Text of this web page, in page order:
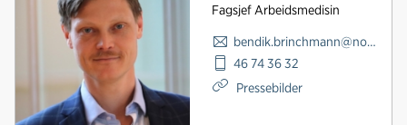
Fagsjef Arbeidsmedisin
bendik.brinchmann@norskindustri.no
46 74 36 32
Pressebilder